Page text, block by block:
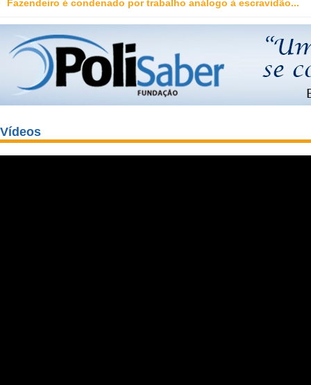
Fazendeiro é condenado por trabalho análogo à escravidão...
Vídeos